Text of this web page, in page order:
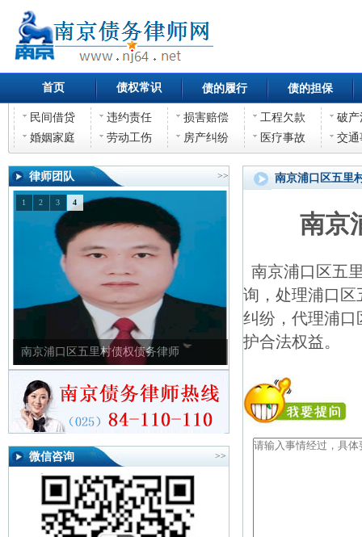
首页 债权常识 债的履行 债的担保
民间借贷 违约责任 损害赔偿 工程欠款
破产
婚姻家庭
劳动工伤 房产纠纷 医疗事故 交通
律师团队 >>
南京浦口区五里村债权债务律师
1 2 3 4
微信咨询 >>
南京浦口区五里
南京
南京浦口区五
询，处理浦口区
纠纷，代理浦口
护合法权益。